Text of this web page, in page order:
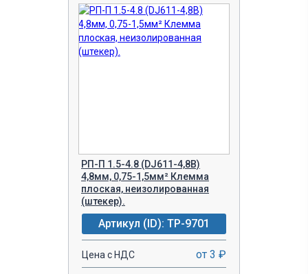
РП-П 1.5-4.8 (DJ611-4,8B)
4,8мм, 0,75-1,5мм² Клемма
плоская, неизолированная
(штекер).
Артикул (ID): TP-9701
Цена с НДС от 3 ₽